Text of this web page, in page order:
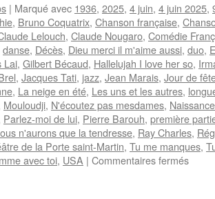
| Marqué avec 1936, 2025, 4 juin, 4 juin 2025,
, Bruno Coquatrix, Chanson française,
Lelouch, Claude Nougaro, Comédie
danse, Décès, Dieu merci il m'aime aussi, duo,
Lai, Gilbert Bécaud, Hallelujah I love her so,
, Jacques Tati, jazz, Jean Marais, Jour de
, La neige en été, Les uns et les autres,
Mouloudji, N'écoutez pas mesdames, Naissance
Parlez-moi de lui, Pierre Barouh, première
n'aurons que la tendresse, Ray Charles,
de la Porte saint-Martin, Tu me manques,
avec toi, USA | Commentaires ferméssur